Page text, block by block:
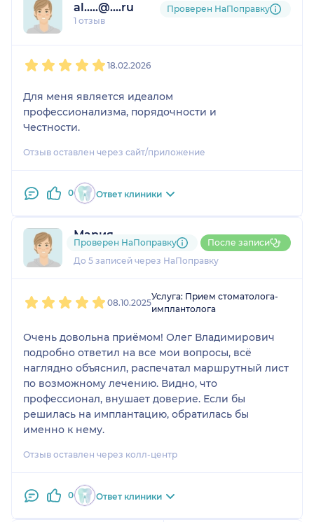
al.....@....ru
1 отзыв
Проверен НаПоправку
18.02.2026
Для меня является идеалом
профессионализма, порядочности и
Честности.
Отзыв оставлен через сайт/приложение
0 Ответ клиники
Мария
2 отзыва
До 5 записей через НаПоправку
Проверен НаПоправку После записи
08.10.2025
Услуга: Прием стоматолога-
имплантолога
Очень довольна приёмом! Олег Владимирович
подробно ответил на все мои вопросы, всё
наглядно объяснил, распечатал маршрутный лист
по возможному лечению. Видно, что
профессионал, внушает доверие. Если бы
решилась на имплантацию, обратилась бы
именно к нему.
Отзыв оставлен через колл-центр
0 Ответ клиники